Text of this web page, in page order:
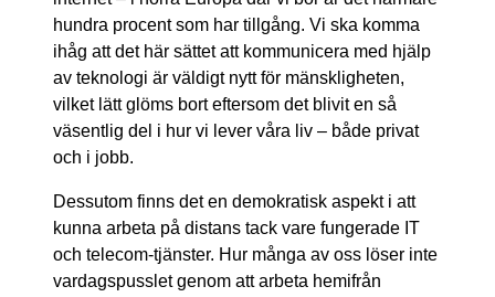
hundra procent som har tillgång. Vi ska komma
ihåg att det här sättet att kommunicera med hjälp
av teknologi är väldigt nytt för mänskligheten,
vilket lätt glöms bort eftersom det blivit en så
väsentlig del i hur vi lever våra liv – både privat
och i jobb.
Dessutom finns det en demokratisk aspekt i att
kunna arbeta på distans tack vare fungerade IT
och telecom-tjänster. Hur många av oss löser inte
vardagspusslet genom att arbeta hemifrån